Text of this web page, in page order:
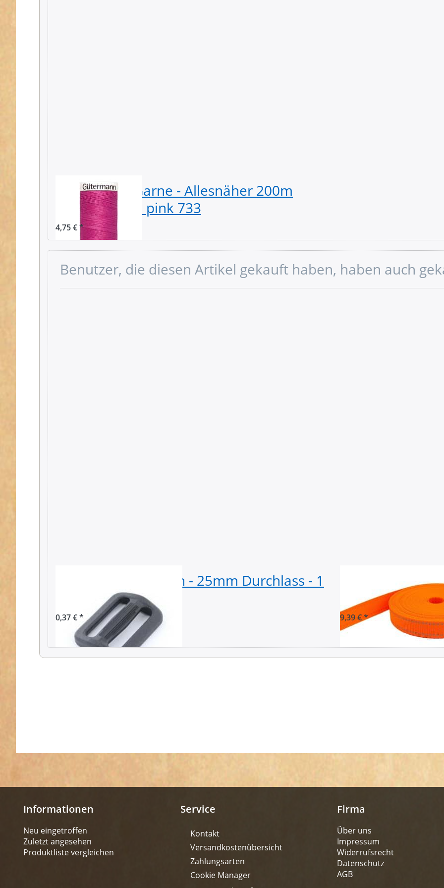
Gütermann Garne - Allesnäher 200m
Spule - Farbe: pink 733
4,75 € *
Benutzer, die diesen Artikel gekauft haben, haben auch
Regulator aus Nylon - 25mm Durchlass - 1
0,37 € *
10m PP
stark - Orange
9,39 € *
Informationen
Neu eingetroffen
Zuletzt angesehen
Produktliste vergleichen
Service
Kontakt
Versandkostenübersicht
Zahlungsarten
Cookie Manager
Firma
Über uns
Impressum
Widerrufsrecht
Datenschutz
AGB